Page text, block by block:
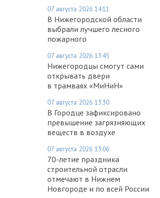
07 августа 2026 14:11
В Нижегородской области
выбрали лучшего лесного
пожарного
07 августа 2026 13:45
Нижегородцы смогут сами
открывать двери
в трамваях «МиНиН»
07 августа 2026 13:30
В Городце зафиксировано
превышение загрязняющих
веществ в воздухе
07 августа 2026 13:06
70-летие праздника
строительной отрасли
отмечают в Нижнем
Новгороде и по всей России